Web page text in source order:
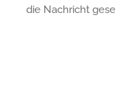
die Nachricht